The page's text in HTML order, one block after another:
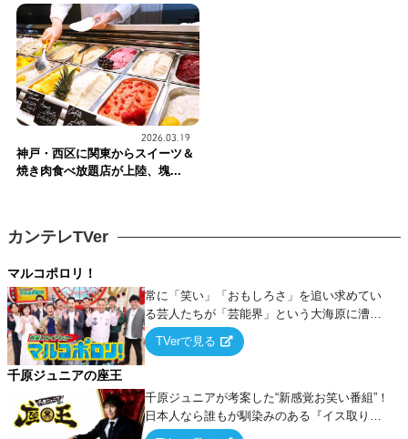
2026.03.19
神戸・西区に関東からスイーツ＆
焼き肉食べ放題店が上陸、塊...
カンテレTVer
マルコポロリ！
常に「笑い」「おもしろさ」を追い求めてい
る芸人たちが「芸能界」という大海原に漕ぎ
出でて、新たなオモシロ人間を発掘する！
TVerで見る
千原ジュニアの座王
千原ジュニアが考案した“新感覚お笑い番組”！
日本人なら誰もが馴染みのある『イス取りゲ
ーム』をベースに、大喜利・ギャグ・モノボ